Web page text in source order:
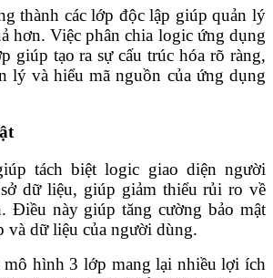
thành các lớp độc lập giúp quản lý
hơn. Việc phân chia logic ứng dụng
giúp tạo ra sự cấu trúc hóa rõ ràng,
lý và hiểu mã nguồn của ứng dụng
tách biệt logic giao diện người
dữ liệu, giúp giảm thiểu rủi ro về
Điều này giúp tăng cường bảo mật
và dữ liệu của người dùng.
mô hình 3 lớp mang lại nhiều lợi ích